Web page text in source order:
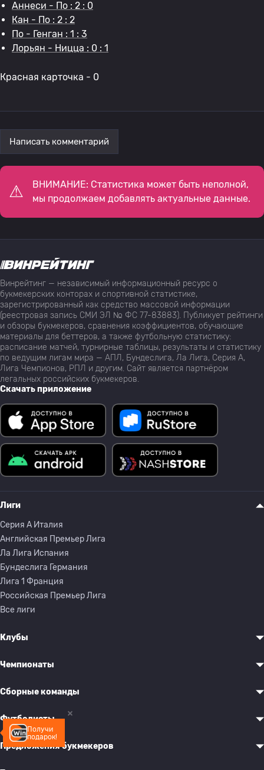
Аннеси - По : 2 : 0
Кан - По : 2 : 2
По - Генган : 1 : 3
Лорьян - Ницца : 0 : 1
Красная карточка - 0
Написать комментарий
ВНИМАНИЕ: Статистика может быть неполной,
мы продолжаем добавлять актуальные данные.
Получи
подарок!
Винрейтинг — независимый информационный ресурс о
букмекерских конторах и спортивной статистике,
зарегистрированный как средство массовой информации
(реестровая запись СМИ ЭЛ № ФС 77-83883). Публикует рейтинги
и обзоры букмекеров, сравнения коэффициентов, обучающие
материалы для беттеров, а также футбольную статистику:
расписание матчей, турнирные таблицы, результаты и статистику
по ведущим лигам мира — АПЛ, Бундеслига, Ла Лига, Серия А,
Лига Чемпионов, РПЛ и другим. Сайт является партнёром
легальных российских букмекеров.
Скачать приложение
Лиги
Серия A Италия
Английская Премьер Лига
Ла Лига Испания
Бундеслига Германия
Лига 1 Франция
Российская Премьер Лига
Все лиги
Клубы
Чемпионаты
Сборные команды
Футболисты
Предложения букмекеров